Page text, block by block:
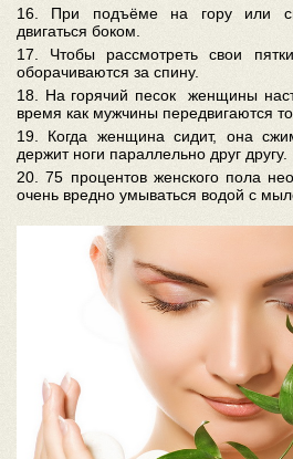
16. При подъёме на гору или
двигаться боком.
17. Чтобы рассмотреть свои
оборачиваются за спину.
18. На горячий песок женщины
время как мужчины передвигаются
19. Когда женщина сидит, она
держит ноги параллельно друг другу.
20. 75 процентов женского пола
очень вредно умываться водой с